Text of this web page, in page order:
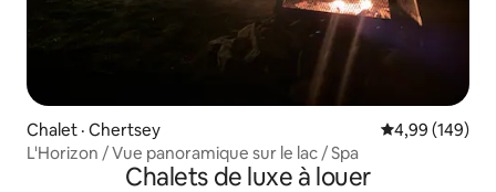
Chalet · Chertsey Note
4,99 (149)
L'Horizon / Vue panoramique sur le lac / Spa
Chalets de luxe à louer